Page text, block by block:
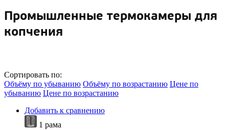
Промышленные термокамеры для
копчения
Сортировать по:
Объёму по убыванию Объёму по возрастанию Цене по
убыванию Цене по возрастанию
Добавить к сравнению
1 рама